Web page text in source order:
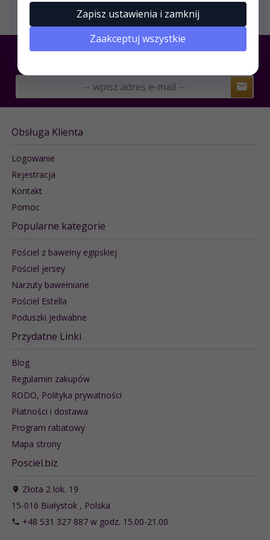
Versace
Obsługa Klienta
Logowanie
Rejestracja
Kontakt
Pomoc
Popularne kategorie
Pościel z bawełny egipskiej
Pościel jersey
Narzuty bawełniane
Pościel Estella
Poduszki jedwabne
Przydatne Linki
Blog
Regulamin zakupów
RODO, Polityka prywatności
Płatności i dostawa
Program rabatowy
Mapa strony
Posciel.biz
Złota 2 lok. 19
15-016 Białystok , Polska
+48 531 327 887 w godz. 15.00-21.00
Zapisz ustawienia i zamknij
Zaakceptuj wszystkie